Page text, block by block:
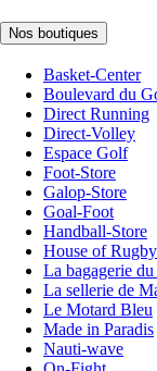
Nos boutiques
Basket-Center
Boulevard du
Direct Running
Direct-Volley
Espace Golf
Foot-Store
Galop-Store
Goal-Foot
Handball-Store
House of Rugby
La bagagerie
La sellerie de
Le Motard Bleu
Made in Paradis
Nauti-wave